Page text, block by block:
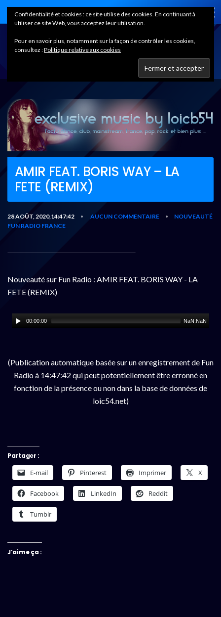
Home
AMIR FEAT. BORIS WAY – LA
FETE (REMIX)
28 AOÛT, 2020,14:47:42 • AUCUN COMMENTAIRE •
NOUVEAUTÉ
FUN RADIO FRANCE
Nouveauté sur Fun Radio : AMIR FEAT. BORIS WAY - LA
FETE (REMIX)
00:00:00 NaN:NaN
(Publication automatique basée sur un enregistrement de Fun
Radio à 14:47:42 qui peut potentiellement être erronné en
fonction de la présence ou non dans la base de données de
loic54.net)
Partager :
E-mail Pinterest Imprimer X
Facebook LinkedIn Reddit
Tumblr
J’aime ça :
Confidentialité et cookies : ce site utilise des cookies. En continuant à
utiliser ce site Web, vous acceptez leur utilisation.
Pour en savoir plus, notamment sur la façon de contrôler les cookies,
consultez :Politique relative aux cookies